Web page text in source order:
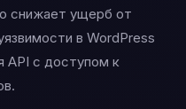
снижает ущерб от
в WordPress
API с доступом к